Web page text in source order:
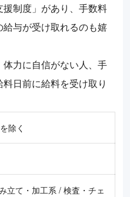
制度」があり、手数料
与が受け取れるのも嬉
力に自信がない人、手
日前に給料を受け取り
除く
立て・加工系 / 検査・チェ